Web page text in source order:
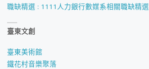
職缺精選 : 1111人力銀行數媒系相關職缺精選
臺東文創
臺東美術館
鐵花村音樂聚落